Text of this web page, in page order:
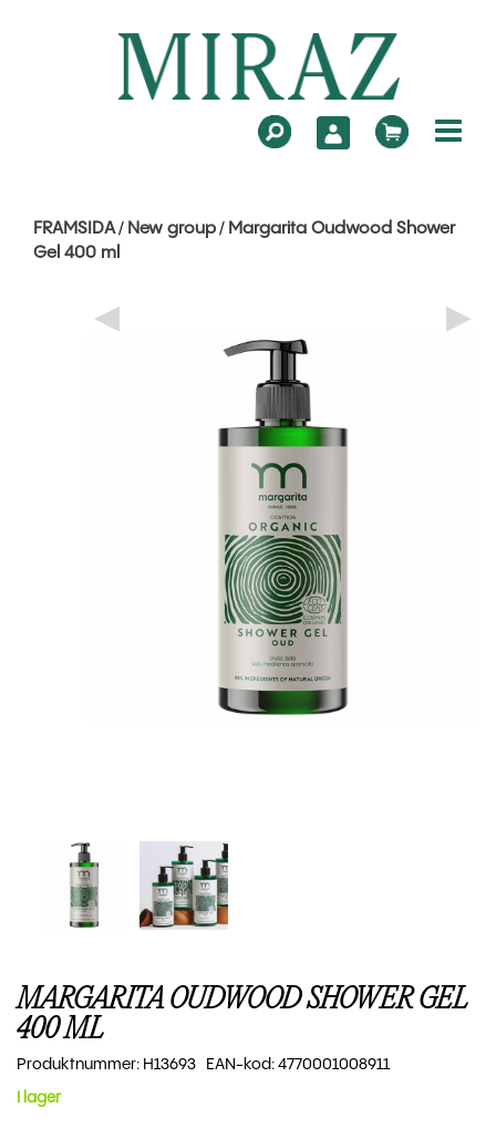
FRAMSIDA/ New group / Margarita Oudwood Shower
Gel 400 ml
◀ ▶
MARGARITA OUDWOOD SHOWER GEL
400 ML
Produktnummer: H13693 EAN-kod: 4770001008911
I lager